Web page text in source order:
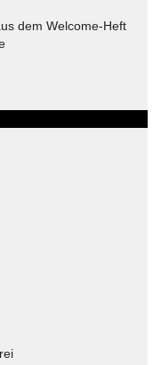
dem Welcome-Heft